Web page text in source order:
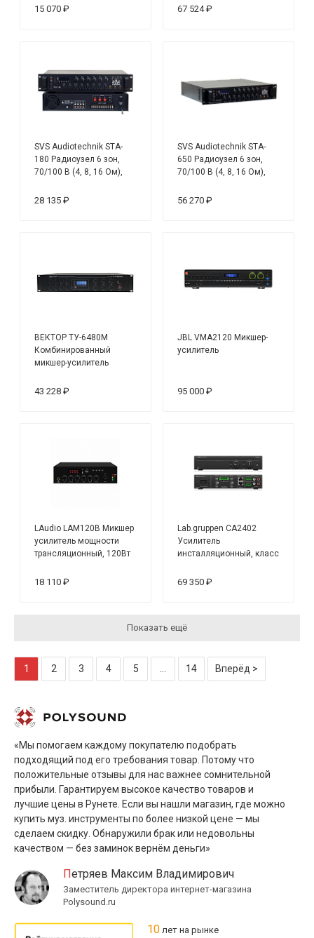
15 070 ₽
120 В/ 240 В, мощность
67 524 ₽
SVS Audiotechnik STA-
180 Радиоузел 6 зон,
70/100 В (4, 8, 16 Ом),
Вт
28 135 ₽
SVS Audiotechnik STA-
650 Радиоузел 6 зон,
70/100 В (4, 8, 16 Ом),
Вт
56 270 ₽
ВЕКТОР ТУ-6480М
Комбинированный
микшер-усилитель
43 228 ₽
JBL VMA2120 Микшер-
усилитель
95 000 ₽
LAudio LAM120B Микшер
усилитель мощности
трансляционный, 120Вт
18 110 ₽
Lab.gruppen CA2402
Усилитель
инсталляционный, класс
4/8Ом,70/100 B - 240 Вт
69 350 ₽
Показать ещё
1 2 3 4 5 14 Вперёд >
«Мы помогаем каждому покупателю подобрать
подходящий под его требования товар. Потому что
положительные отзывы для нас важнее сомнительной
прибыли. Гарантируем высокое качество товаров и
лучшие цены в Рунете. Если вы нашли магазин, где можно
купить муз. инструменты по более низкой цене — мы
сделаем скидку. Обнаружили брак или недовольны
качеством — без заминок вернём деньги»
Петряев Максим Владимирович
Заместитель директора интернет-магазина
Polysound.ru
10 лет на рынке